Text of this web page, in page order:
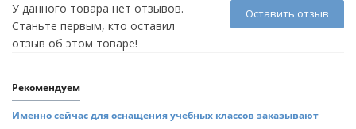
Оставить отзыв
У данного товара нет отзывов.
Станьте первым, кто оставил
отзыв об этом товаре!
Рекомендуем
Именно сейчас для оснащения учебных классов заказывают